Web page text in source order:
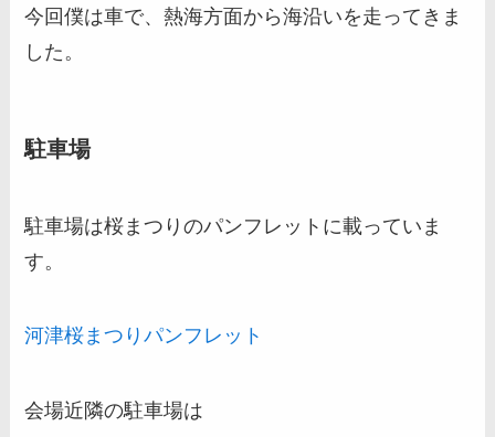
今回僕は車で、熱海方面から海沿いを走ってきま
した。
駐車場
駐車場は桜まつりのパンフレットに載っていま
す。
河津桜まつりパンフレット
会場近隣の駐車場は